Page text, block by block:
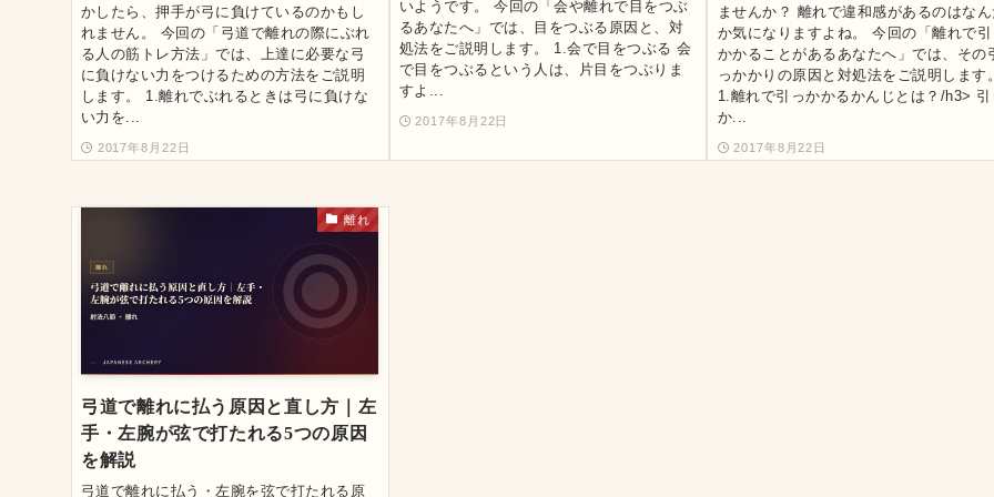
かしたら、押手が弓に負けているのかもし
れません。 今回の「弓道で離れの際にぶれ
る人の筋トレ方法」では、上達に必要な弓
に負けない力をつけるための方法をご説明
します。 1.離れでぶれるときは弓に負けな
い力を...
2017年8月22日
いようです。 今回の「会や離れで目をつぶ
るあなたへ」では、目をつぶる原因と、対
処法をご説明します。 1.会で目をつぶる 会
で目をつぶるという人は、片目をつぶりま
すよ...
2017年8月22日
ませんか？ 離れで違和感があるのはな
か気になりますよね。 今回の「離れで引
かかることがあるあなたへ」では、その
っかかりの原因と対処法をご説明します。
1.離れで引っかかるかんじとは？/h3> 引
か...
2017年8月22日
離れ
弓道で離れに払う原因と直し方｜左
手・左腕が弦で打たれる5つの原因
を解説
弓道で離れに払う・左腕を弦で打たれる原